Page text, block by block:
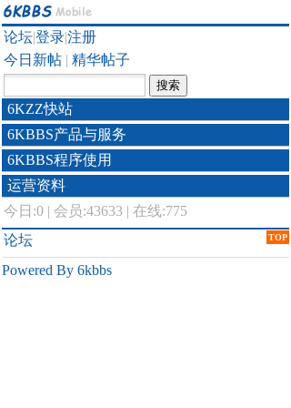
论坛|登录|注册
今日新帖 | 精华帖子
6KZZ快站
6KBBS产品与服务
6KBBS程序使用
运营资料
今日:0 | 会员:43633 | 在线:775
TOP
论坛
Powered By 6kbbs